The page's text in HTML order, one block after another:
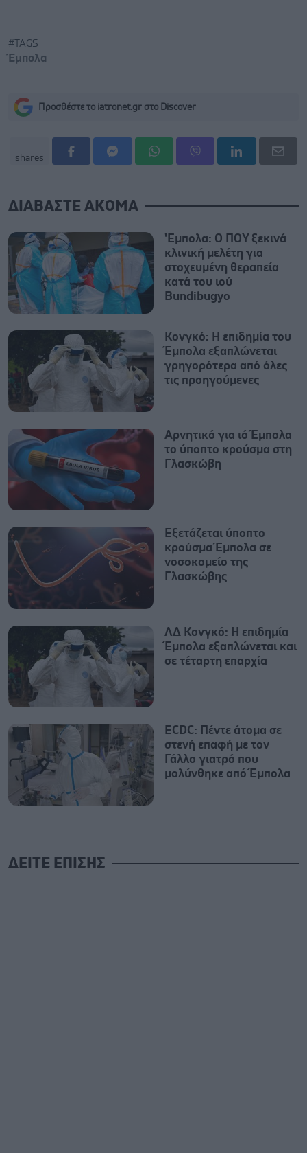
#TAGS
Έμπολα
Προσθέστε το iatronet.gr στο Discover
shares
ΔΙΑΒΑΣΤΕ ΑΚΟΜΑ
'Εμπολα: Ο ΠΟΥ ξεκινά
κλινική μελέτη για
στοχευμένη θεραπεία
κατά του ιού
Bundibugyo
Κονγκό: Η επιδημία του
Έμπολα εξαπλώνεται
γρηγορότερα από όλες
τις προηγούμενες
Αρνητικό για ιό Έμπολα
το ύποπτο κρούσμα στη
Γλασκώβη
Εξετάζεται ύποπτο
κρούσμα Έμπολα σε
νοσοκομείο της
Γλασκώβης
ΛΔ Κονγκό: Η επιδημία
Έμπολα εξαπλώνεται και
σε τέταρτη επαρχία
ECDC: Πέντε άτομα σε
στενή επαφή με τον
Γάλλο γιατρό που
μολύνθηκε από Έμπολα
ΔΕΙΤΕ ΕΠΙΣΗΣ